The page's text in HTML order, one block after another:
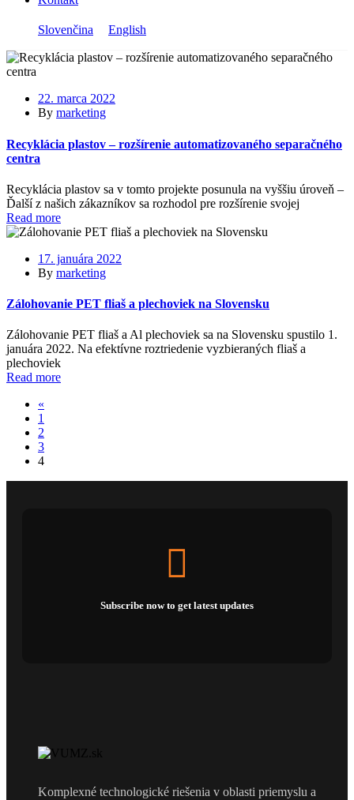
Slovenčina English
22. marca 2022
By marketing
Recyklácia plastov – rozšírenie automatizovaného separačného
centra
Recyklácia plastov sa v tomto projekte posunula na vyššiu úroveň –
Ďalší z našich zákazníkov sa rozhodol pre rozšírenie svojej
Read more
17. januára 2022
By marketing
Zálohovanie PET fliaš a plechoviek na Slovensku
Zálohovanie PET fliaš a Al plechoviek sa na Slovensku spustilo 1.
januára 2022. Na efektívne roztriedenie vyzbieraných fliaš a
plechoviek
Read more
«
1
2
3
4
Subscribe now to get latest updates
Komplexné technologické riešenia v oblasti priemyslu a